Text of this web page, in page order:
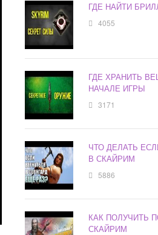
ГДЕ НАЙТИ
4055
ГДЕ ХРАНИТЬ
НАЧАЛЕ ИГРЫ
3171
ЧТО ДЕЛАТЬ
В СКАЙРИМ
5886
КАК ПОЛУЧИТЬ
СКАЙРИМ